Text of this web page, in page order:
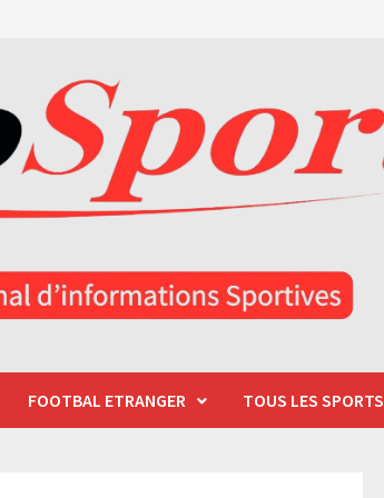
FOOTBAL ETRANGER TOUS LES SPORTS